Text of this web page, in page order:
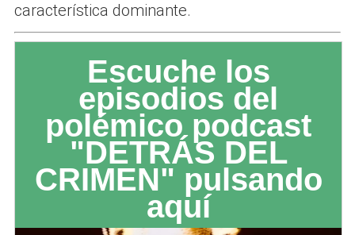
característica dominante.
Escuche los
episodios del
polémico podcast
"DETRÁS DEL
CRIMEN" pulsando
aquí